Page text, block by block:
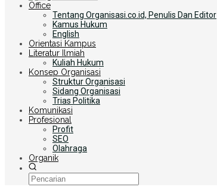
Office
Tentang Organisasi.co.id, Penulis Dan Editor
Kamus Hukum
English
Orientasi Kampus
Literatur Ilmiah
Kuliah Hukum
Konsep Organisasi
Struktur Organisasi
Sidang Organisasi
Trias Politika
Komunikasi
Profesional
Profit
SEO
Olahraga
Organik